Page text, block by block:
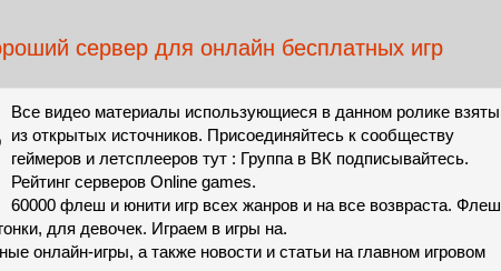
сервер для онлайн бесплатных игр
Все видео материалы использующиеся в данном ролике взяты
из открытых источников. Присоединяйтесь к сообществу
геймеров и летсплееров тут : Группа в ВК подписывайтесь.
Рейтинг серверов Online games.
60000 флеш и юнити игр всех жанров и на все возвраста. Флеш
для девочек. Играем в игры на.
онлайн-игры, а также новости и статьи на главном игровом